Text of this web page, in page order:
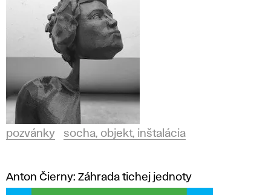
n
k
y
V
V
pozvánky socha, objekt, inštalácia
Anton Čierny: Záhrada tichej jednoty